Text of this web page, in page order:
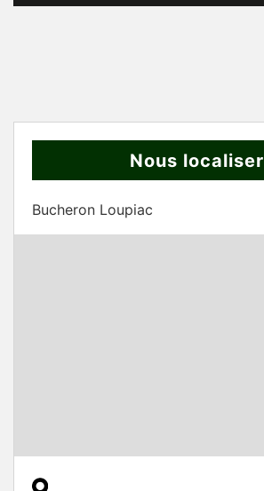
Nous localiser
Bucheron Loupiac